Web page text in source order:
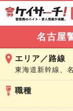
名古屋
エリア／路線
東海道新幹線、
職種